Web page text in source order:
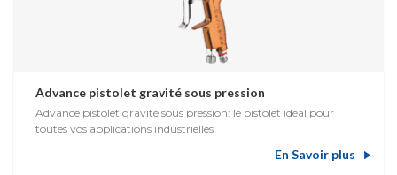
Advance pistolet gravité sous pression
Advance pistolet gravité sous pression: le pistolet idéal pour
toutes vos applications industrielles
En Savoir plus